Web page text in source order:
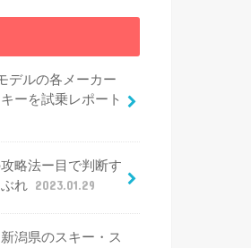
デルの各メーカー
ーを試乗レポート
略法ー目で判断す
れ 2023.01.29
新潟県のスキー・ス